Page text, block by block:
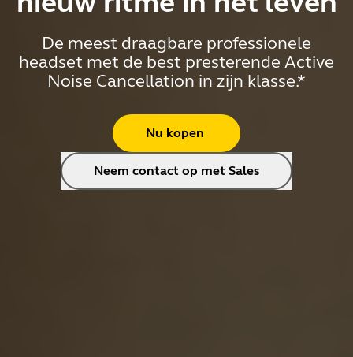
De meest draagbare professionele
headset met de best presterende Active
Noise Cancellation in zijn klasse.*
Nu kopen
Neem contact op met Sales